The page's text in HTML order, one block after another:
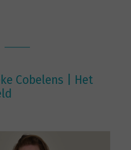
Cobelens | Het